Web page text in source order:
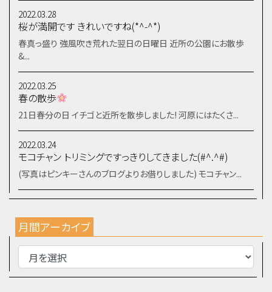
2022.03.28
桜が満開です きれいですね(*^-^*)
春真っ盛り 強風吹き荒れた翌日の日曜日 近所の公園にお散歩
&...
2022.03.25
春の散歩
21日春分の日 イチゴと近所を散歩しました! 河原にはたくさ...
2022.03.24
モコチャン トリミングですっきりしてきました(#^.^#)
(写真はピンキーさんのブログよりお借りしました) モコチャン...
月間アーカイブ